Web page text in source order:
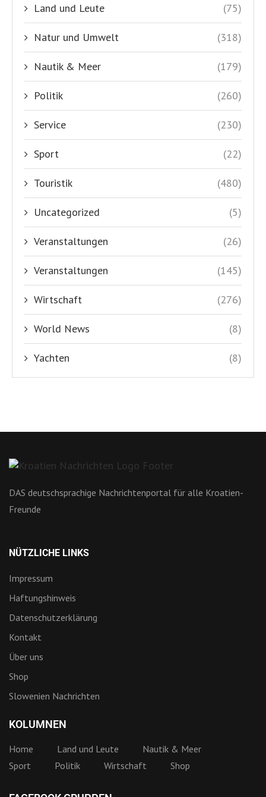
Land und Leute (75)
Natur und Umwelt (318)
Nautik & Meer (179)
Politik (260)
Service (230)
Sport (22)
Touristik (480)
Uncategorized (5)
Veranstaltungen (26)
Veranstaltungen (145)
Wirtschaft (276)
World News (8)
Yachten (8)
DAS deutschsprachige Nachrichtenportal für alle Kroatien-
Freunde
NÜTZLICHE LINKS
Impressum
Haftungshinweis
Datenschutzerklärung
Kontakt
Über uns
Shop
Slowenien Nachrichten
KOLUMNEN
Home Land und Leute
Nautik & Meer
Sport
Politik Wirtschaft Shop